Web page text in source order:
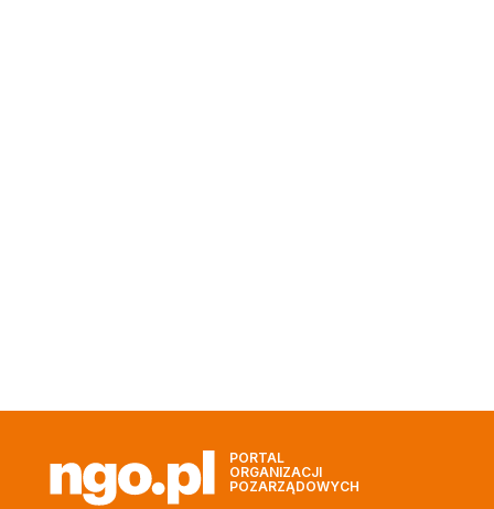
PORTAL
ORGANIZACJI
POZARZĄDOWYCH